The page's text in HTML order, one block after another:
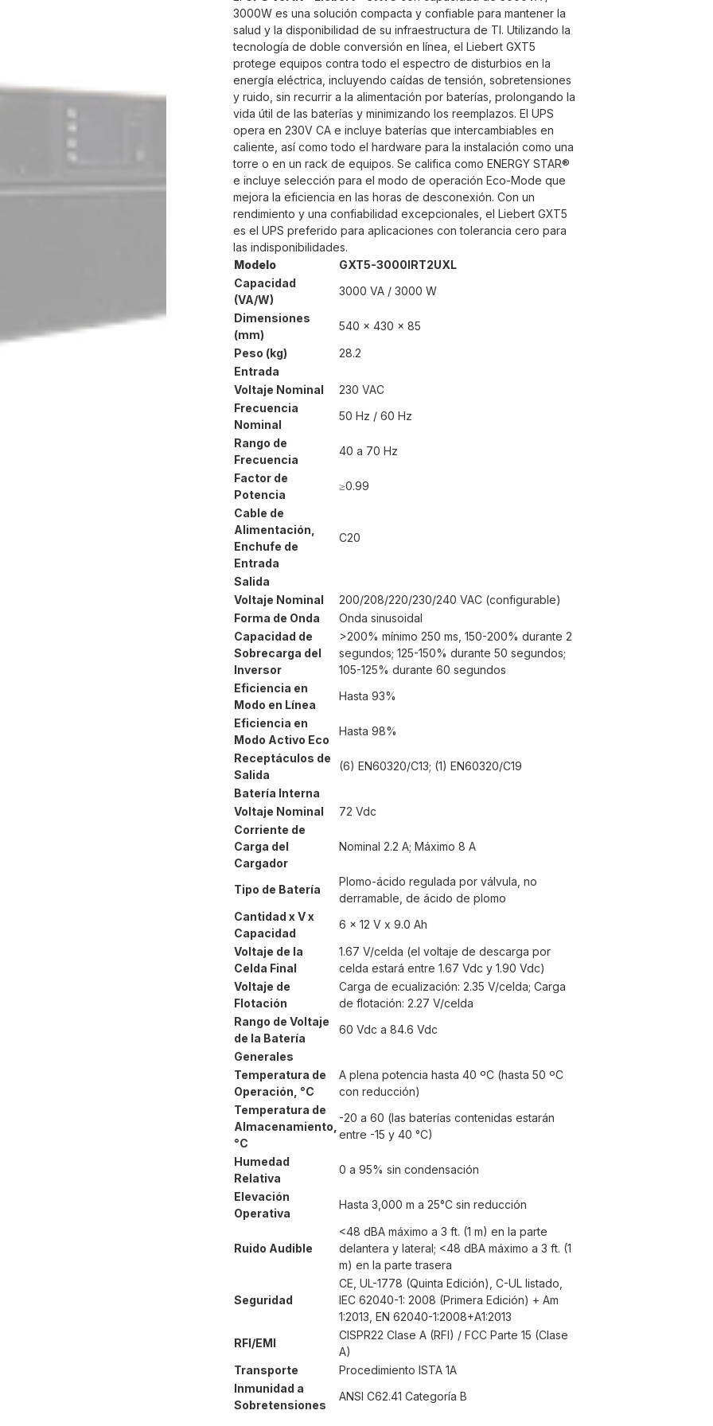
3000W es una solución compacta y confiable para mantener la
salud y la disponibilidad de su infraestructura de TI. Utilizando la
tecnología de doble conversión en línea, el Liebert GXT5
protege equipos contra todo el espectro de disturbios en la
energía eléctrica, incluyendo caídas de tensión, sobretensiones
y ruido, sin recurrir a la alimentación por baterías, prolongando la
vida útil de las baterías y minimizando los reemplazos. El UPS
opera en 230V CA e incluye baterías que intercambiables en
caliente, así como todo el hardware para la instalación como una
torre o en un rack de equipos. Se califica como ENERGY STAR®
e incluye selección para el modo de operación Eco-Mode que
mejora la eficiencia en las horas de desconexión. Con un
rendimiento y una confiabilidad excepcionales, el Liebert GXT5
es el UPS preferido para aplicaciones con tolerancia cero para
las indisponibilidades.
Modelo
GXT5-3000IRT2UXL
Capacidad
(VA/W)
3000 VA / 3000 W
Dimensiones
(mm)
540 × 430 × 85
Peso (kg)
28.2
Entrada
Voltaje Nominal
230 VAC
Frecuencia
Nominal
50 Hz / 60 Hz
Rango de
Frecuencia
40 a 70 Hz
Factor de
Potencia
≥0.99
Cable de
Alimentación,
Enchufe de
Entrada
C20
Salida
Voltaje Nominal
200/208/220/230/240 VAC (configurable)
Forma de Onda
Onda sinusoidal
Capacidad de
Sobrecarga del
Inversor
>200% mínimo 250 ms, 150-200% durante 2
segundos; 125-150% durante 50 segundos;
105-125% durante 60 segundos
Eficiencia en
Modo en Línea
Hasta 93%
Eficiencia en
Modo Activo Eco
Hasta 98%
Receptáculos de
Salida
(6) EN60320/C13; (1) EN60320/C19
Batería Interna
Voltaje Nominal
72 Vdc
Corriente de
Carga del
Cargador
Nominal 2.2 A; Máximo 8 A
Tipo de Batería
Plomo-ácido regulada por válvula, no
derramable, de ácido de plomo
Cantidad x V x
Capacidad
6 x 12 V x 9.0 Ah
Voltaje de la
Celda Final
1.67 V/celda (el voltaje de descarga por
celda estará entre 1.67 Vdc y 1.90 Vdc)
Voltaje de
Flotación
Carga de ecualización: 2.35 V/celda; Carga
de flotación: 2.27 V/celda
Rango de Voltaje
de la Batería
60 Vdc a 84.6 Vdc
Generales
Temperatura de
Operación, °C
A plena potencia hasta 40 ºC (hasta 50 ºC
con reducción)
Temperatura de
Almacenamiento,
°C
-20 a 60 (las baterías contenidas estarán
entre -15 y 40 °C)
Humedad
Relativa
0 a 95% sin condensación
Elevación
Operativa
Hasta 3,000 m a 25°C sin reducción
Ruido Audible
<48 dBA máximo a 3 ft. (1 m) en la parte
delantera y lateral; <48 dBA máximo a 3 ft. (1
m) en la parte trasera
Seguridad
CE, UL-1778 (Quinta Edición), C-UL listado,
IEC 62040-1: 2008 (Primera Edición) + Am
1:2013, EN 62040-1:2008+A1:2013
RFI/EMI
CISPR22 Clase A (RFI) / FCC Parte 15 (Clase
A)
Transporte
Procedimiento ISTA 1A
Inmunidad a
Sobretensiones
ANSI C62.41 Categoría B